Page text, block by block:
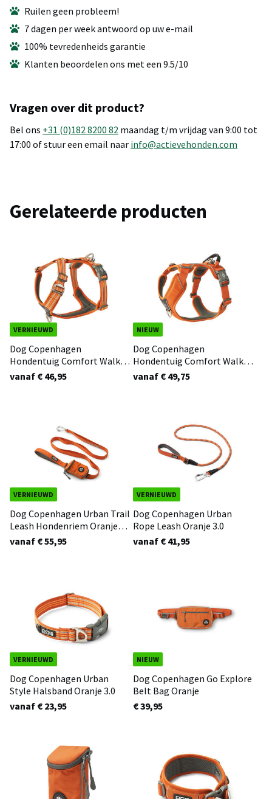
Ruilen geen probleem!
7 dagen per week antwoord op uw e-mail
100% tevredenheids garantie
Klanten beoordelen ons met een 9.5/10
Vragen over dit product?
Bel ons +31 (0)182 8200 82 maandag t/m vrijdag van 9:00 tot
17:00 of stuur een email naar info@actievehonden.com
Gerelateerde producten
VERNIEUWD
Dog Copenhagen
Hondentuig Comfort Walk
Air Oranje 3.0
vanaf € 46,95
NIEUW
Dog Copenhagen
Hondentuig Comfort Walk
Pro Oranje 3.0
vanaf € 49,75
VERNIEUWD
Dog Copenhagen Urban Trail
Leash Hondenriem Oranje
3.0
vanaf € 55,95
VERNIEUWD
Dog Copenhagen Urban
Rope Leash Oranje 3.0
vanaf € 41,95
VERNIEUWD
Dog Copenhagen Urban
Style Halsband Oranje 3.0
vanaf € 23,95
NIEUW
Dog Copenhagen Go Explore
Belt Bag Oranje
€ 39,95